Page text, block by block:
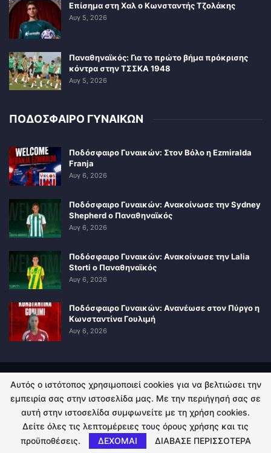
Επίσημα στη Χαλ ο Κωνσταντής Τζολάκης
Αυγ 5, 2026
Παναθηναϊκός: Για το πρώτο βήμα πρόκρισης
κόντρα στην ΤΣΣΚΑ 1948
Αυγ 5, 2026
ΠΟΔΟΣΦΑΙΡΟ ΓΥΝΑΙΚΩΝ
Ποδόσφαιρο Γυναικών: Στον Βόλο η Ezmiralda
Franja
Αυγ 6, 2026
Ποδόσφαιρο Γυναικών: Ανακοίνωσε την Sydney
Shepherd ο Παναθηναϊκός
Αυγ 6, 2026
Ποδόσφαιρο Γυναικών: Ανακοίνωσε την Lalia
Storti ο Παναθηναϊκός
Αυγ 6, 2026
Ποδόσφαιρο Γυναικών: Ανανέωσε στον Πύργο η
Κωνσταντίνα Γουλιμή
Αυγ 6, 2026
ΠΟΛΙΤΙΚΗ ΑΠΟΡΡΗΤΟΥ ΕΠΙΚΟΙΝΩΝΙΑ
© 2026 - Kingsport.gr. All Rights Reserved.
Αυτός ο ιστότοπος χρησιμοποιεί cookies για να βελτιώσει την
εμπειρία σας στην ιστοσελίδα μας. Με την περιήγησή σας σε
αυτή στην ιστοσελίδα συμφωνείτε με τη χρήση cookies.
Δείτε όλες τις λεπτομέρειες τους όρους χρήσης και τις
προϋποθέσεις.
ΔΕΧΟΜΑΙ ΔΙΑΒΑΣΕ ΠΕΡΙΣΣΟΤΕΡΑ